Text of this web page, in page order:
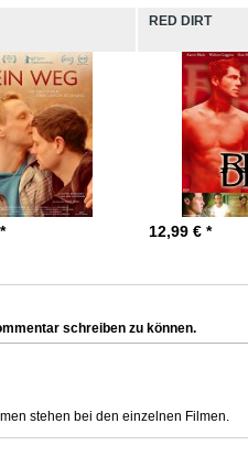
RED DIRT
12,99 € *
schreiben zu können.
stehen bei den einzelnen Filmen.